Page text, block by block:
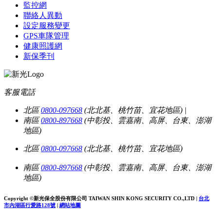
監控網
聯絡人異動
設定服務變更
GPS車隊管理
健康照護網
新保季刊
客服電話
北區0800-097668 (北北基、桃竹苗、宜花地區) |
南區0800-897668 (中彰投、雲嘉南、高屏、台東、澎湖
地區)
北區0800-097668 (北北基、桃竹苗、宜花地區)
南區0800-897668 (中彰投、雲嘉南、高屏、台東、澎湖
地區)
Copyright ©新光保全股份有限公司 TAIWAN SHIN KONG SECURITY CO.,LTD
台北
市內湖區行愛路128號
網站地圖